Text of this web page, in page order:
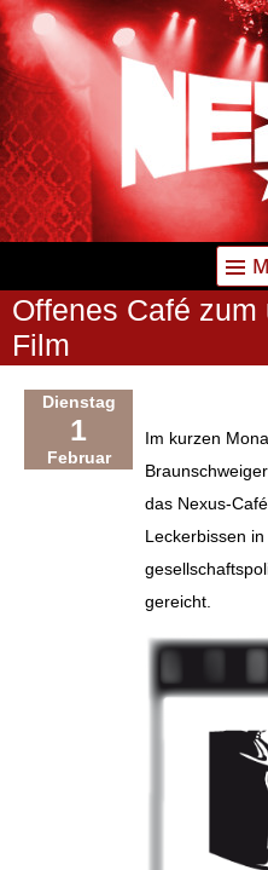
Zum
Inhalt
springen
Offenes Café
Film
Dienstag
1
Februar
Im kurzen
das Nexus-
Leckerbissen
gereicht.